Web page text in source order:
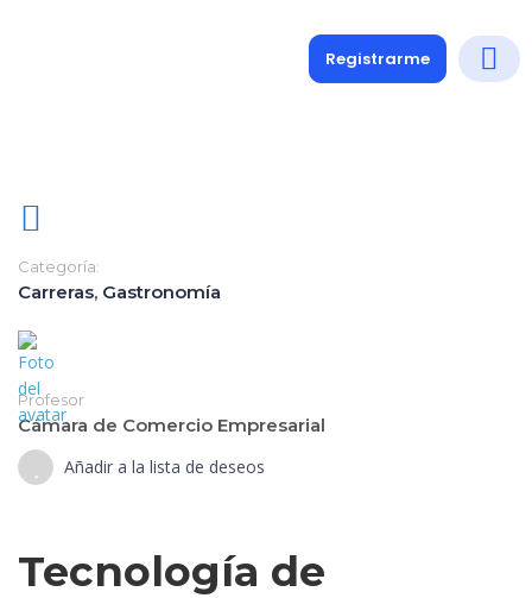
Registrarme
Categoría:
Carreras, Gastronomía
Profesor
Cámara de Comercio Empresarial
Añadir a la lista de deseos
Tecnología de